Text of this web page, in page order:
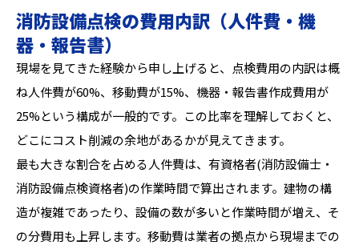
消防設備点検の費用内訳（人件費・機
器・報告書）
現場を見てきた経験から申し上げると、点検費用の内訳は概
ね人件費が60%、移動費が15%、機器・報告書作成費用が
25%という構成が一般的です。この比率を理解しておくと、
どこにコスト削減の余地があるかが見えてきます。
最も大きな割合を占める人件費は、有資格者(消防設備士・
消防設備点検資格者)の作業時間で算出されます。建物の構
造が複雑であったり、設備の数が多いと作業時間が増え、そ
の分費用も上昇します。移動費は業者の拠点から現場までの